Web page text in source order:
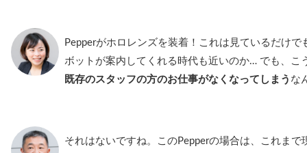
Pepperがホロレンズを装着！これは見ているだけ
ボットが案内してくれる時代も近いのか… でも、こ
既存のスタッフの方のお仕事がなくなってしまう な
それはないですね。このPepperの場合は、これまで